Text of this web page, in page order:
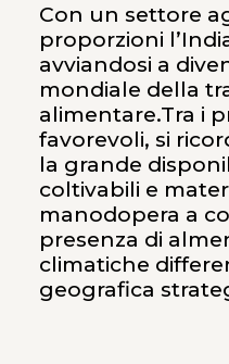
Con un settore
proporzioni
avviandosi a
mondiale della
alimentare.Tra i
favorevoli, si
la grande
coltivabili e
manodopera a
presenza di
climatiche
geografica